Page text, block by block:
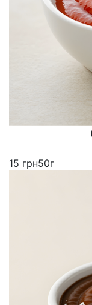
15 грн50г